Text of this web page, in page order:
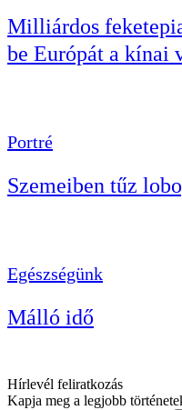
Milliárdos
be Európát a kínai
Portré
Szemeiben tűz
Egészségünk
Málló idő
Hírlevél feliratkozás
Kapja meg a legjobb